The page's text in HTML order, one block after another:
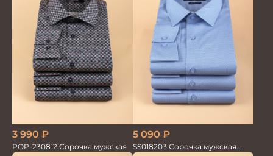
3 990 ₽
POP-230812 Сорочка мужская
5 090 ₽
SS018203 Сорочка мужская